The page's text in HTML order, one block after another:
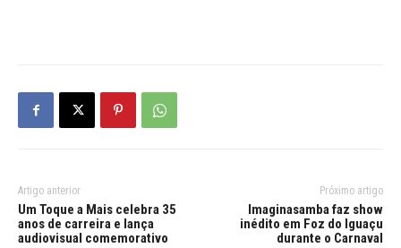
Artigo anterior
Um Toque a Mais celebra 35
anos de carreira e lança
audiovisual comemorativo
Próximo artigo
Imaginasamba faz show
inédito em Foz do Iguaçu
durante o Carnaval